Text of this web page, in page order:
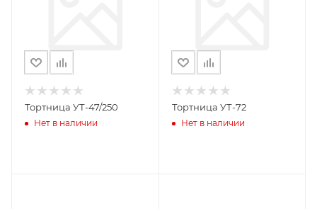
Тортница УТ-47/250
Нет в наличии
Тортница УТ-72
Нет в наличии